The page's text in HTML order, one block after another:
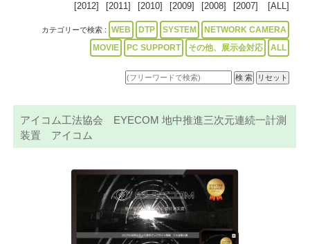
[2012]
[2011] [2010] [2009] [2008] [2007] [ALL]
カテゴリーで検索 : WEB DTP SYSTEM
NETWORK CAMERA
MOVIE
PC SUPPORT その他、展示会対応 ALL
アイコム工法協会 EYECOM 地中推進三次元連続一計測
装置 アイコム